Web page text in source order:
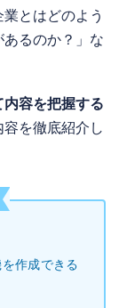
とはどのよう
るのか？」な
容を把握する
を徹底紹介し
作成できる